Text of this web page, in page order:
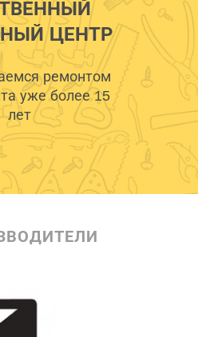
ЦЕНТР
ремонтом
уже более 15
лет